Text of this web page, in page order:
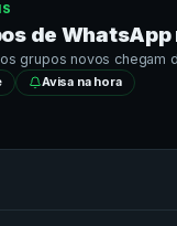
de WhatsApp
grupos novos chegam
Avisa na hora